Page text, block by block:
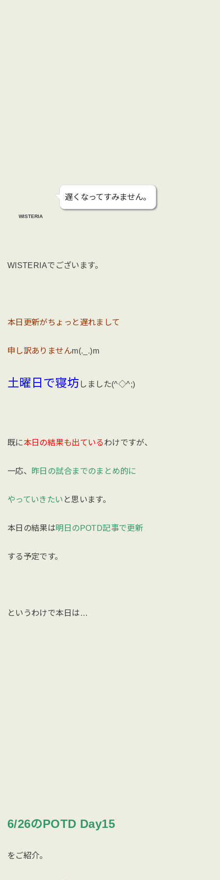
WISTERIA
遅くなってすみません。
WISTERIAでございます。
本日更新がちょっと遅れまして
申し訳ありませんm(._.)m
土曜日で寝坊 しました(^◇^;)
既に本日の結果も出ている わけですが、
一応、 昨日の試合までのまとめ的に
やっていきたい と思います。
本日の結果は明日のPOTD記事で更新
する予定です。
というわけで本日は…
6/26のPOTD Day15
をご紹介。